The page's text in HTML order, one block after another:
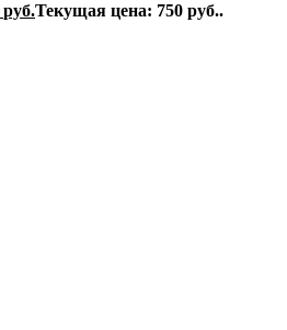
руб.Текущая цена: 750 руб..